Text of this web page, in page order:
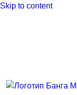
Skip to content